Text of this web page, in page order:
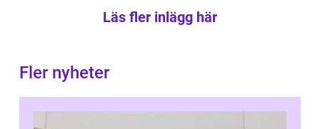
Läs fler inlägg här
Fler nyheter